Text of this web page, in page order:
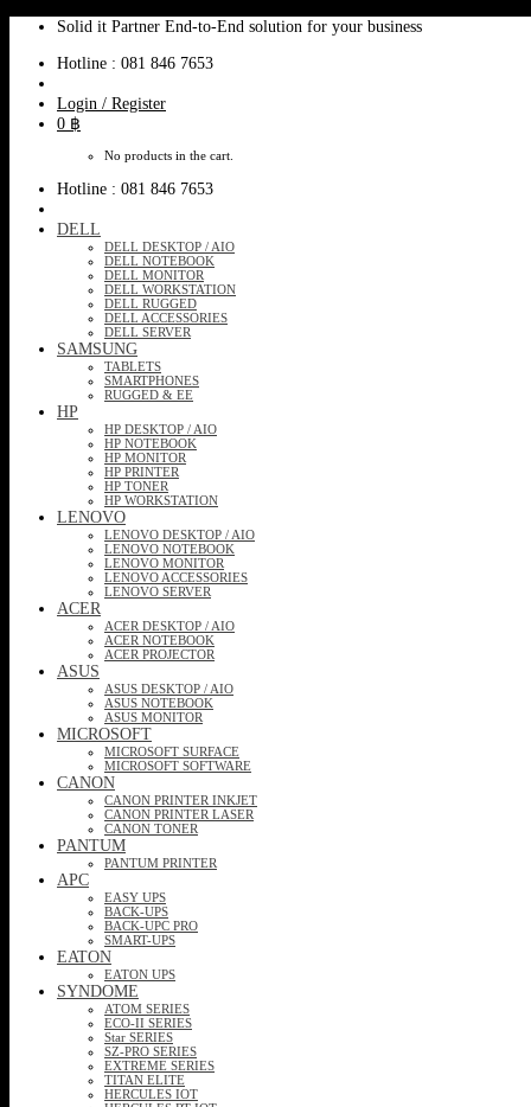
content
Solid it Partner End-to-End solution for your business
Hotline : 081 846 7653
Login / Register
0 ฿
No products in the cart.
Hotline : 081 846 7653
DELL
DELL DESKTOP / AIO
DELL NOTEBOOK
DELL MONITOR
DELL WORKSTATION
DELL RUGGED
DELL ACCESSORIES
DELL SERVER
SAMSUNG
TABLETS
SMARTPHONES
RUGGED & EE
HP
HP DESKTOP / AIO
HP NOTEBOOK
HP MONITOR
HP PRINTER
HP TONER
HP WORKSTATION
LENOVO
LENOVO DESKTOP / AIO
LENOVO NOTEBOOK
LENOVO MONITOR
LENOVO ACCESSORIES
LENOVO SERVER
ACER
ACER DESKTOP / AIO
ACER NOTEBOOK
ACER PROJECTOR
ASUS
ASUS DESKTOP / AIO
ASUS NOTEBOOK
ASUS MONITOR
MICROSOFT
MICROSOFT SURFACE
MICROSOFT SOFTWARE
CANON
CANON PRINTER INKJET
CANON PRINTER LASER
CANON TONER
PANTUM
PANTUM PRINTER
APC
EASY UPS
BACK-UPS
BACK-UPC PRO
SMART-UPS
EATON
EATON UPS
SYNDOME
ATOM SERIES
ECO-II SERIES
Star SERIES
SZ-PRO SERIES
EXTREME SERIES
TITAN ELITE
HERCULES IOT